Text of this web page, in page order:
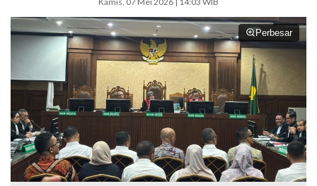
Perbesar